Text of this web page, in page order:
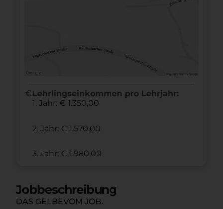
euro Lehrlingseinkommen pro Lehrjahr:
1. Jahr: € 1.350,00
2. Jahr: € 1.570,00
3. Jahr: € 1.980,00
Jobbeschreibung
DAS GELBEVOM JOB.